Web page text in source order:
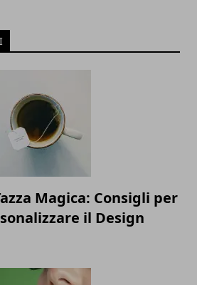
Magica: Consigli per
il Design